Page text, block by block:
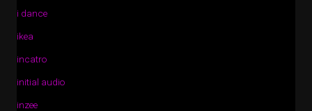
i dance
ikea
incatro
initial audio
inzee